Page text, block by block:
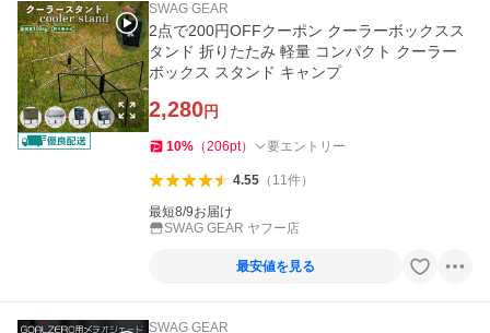
SWAG GEAR
2点で200円OFFクーポン クーラーボックスス
タンド 折りたたみ 軽量 コンパクト クーラー
ボックス スタンド キャンプ
2,280円
10% （206pt） 要エントリー
4.55（ 11件）
最短8/9お届け
SWAG GEAR ヤフー店
最安値を見る
SWAG GEAR